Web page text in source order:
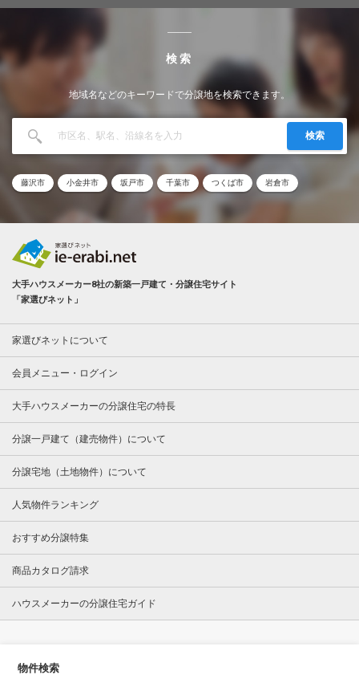
検索
地域名などのキーワードで分譲地を検索できます。
検索
藤沢市 小金井市 坂戸市 千葉市 つくば市 岩倉市
大手ハウスメーカー8社の新築一戸建て・分譲住宅サイト
「家選びネット」
家選びネットについて
会員メニュー・ログイン
大手ハウスメーカーの分譲住宅の特長
分譲一戸建て（建売物件）について
分譲宅地（土地物件）について
人気物件ランキング
おすすめ分譲特集
商品カタログ請求
ハウスメーカーの分譲住宅ガイド
物件検索